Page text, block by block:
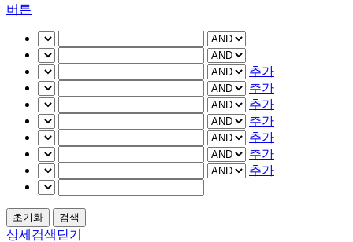
버튼
추가
추가
추가
추가
추가
추가
추가
상세검색닫기